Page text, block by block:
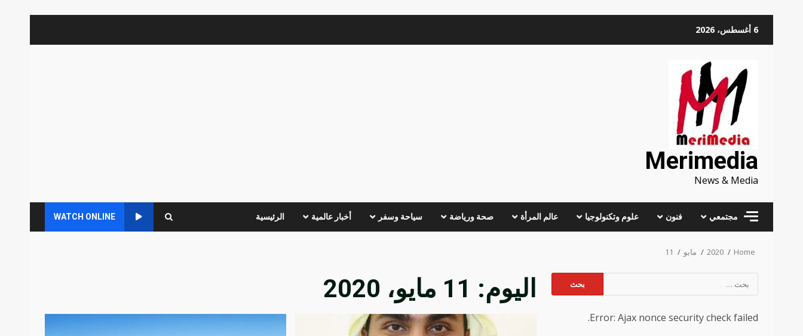
6 أغسطس، 2026
Merimedia
News & Media
مجتمعي فنون علوم وتكنولوجيا عالم المرأة صحة ورياضة سياحة وسفر أخبار عالمية الرئيسية WATCH ONLINE
Home
2020 مايو 11
اليوم: 11 مايو، 2020
عن:
Error: Ajax nonce security check failed.